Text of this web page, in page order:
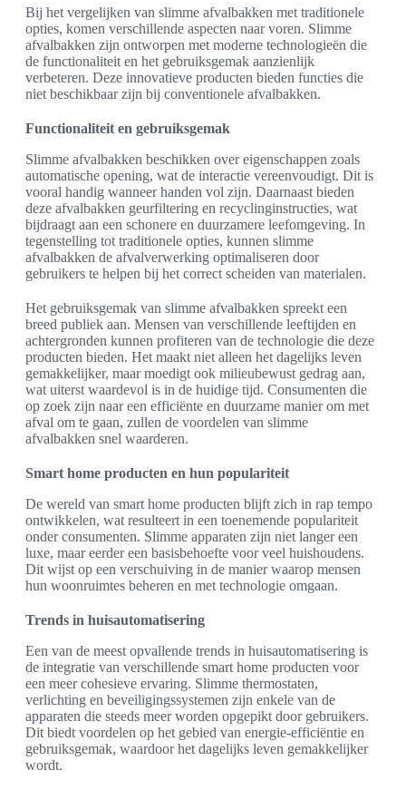
Bij het vergelijken van slimme afvalbakken met traditionele
opties, komen verschillende aspecten naar voren. Slimme
afvalbakken zijn ontworpen met moderne technologieën die
de functionaliteit en het gebruiksgemak aanzienlijk
verbeteren. Deze innovatieve producten bieden functies die
niet beschikbaar zijn bij conventionele afvalbakken.
Functionaliteit en gebruiksgemak
Slimme afvalbakken beschikken over eigenschappen zoals
automatische opening, wat de interactie vereenvoudigt. Dit is
vooral handig wanneer handen vol zijn. Daarnaast bieden
deze afvalbakken geurfiltering en recyclinginstructies, wat
bijdraagt aan een schonere en duurzamere leefomgeving. In
tegenstelling tot traditionele opties, kunnen slimme
afvalbakken de afvalverwerking optimaliseren door
gebruikers te helpen bij het correct scheiden van materialen.
Het gebruiksgemak van slimme afvalbakken spreekt een
breed publiek aan. Mensen van verschillende leeftijden en
achtergronden kunnen profiteren van de technologie die deze
producten bieden. Het maakt niet alleen het dagelijks leven
gemakkelijker, maar moedigt ook milieubewust gedrag aan,
wat uiterst waardevol is in de huidige tijd. Consumenten die
op zoek zijn naar een efficiënte en duurzame manier om met
afval om te gaan, zullen de voordelen van slimme
afvalbakken snel waarderen.
Smart home producten en hun populariteit
De wereld van smart home producten blijft zich in rap tempo
ontwikkelen, wat resulteert in een toenemende populariteit
onder consumenten. Slimme apparaten zijn niet langer een
luxe, maar eerder een basisbehoefte voor veel huishoudens.
Dit wijst op een verschuiving in de manier waarop mensen
hun woonruimtes beheren en met technologie omgaan.
Trends in huisautomatisering
Een van de meest opvallende trends in huisautomatisering is
de integratie van verschillende smart home producten voor
een meer cohesieve ervaring. Slimme thermostaten,
verlichting en beveiligingssystemen zijn enkele van de
apparaten die steeds meer worden opgepikt door gebruikers.
Dit biedt voordelen op het gebied van energie-efficiëntie en
gebruiksgemak, waardoor het dagelijks leven gemakkelijker
wordt.